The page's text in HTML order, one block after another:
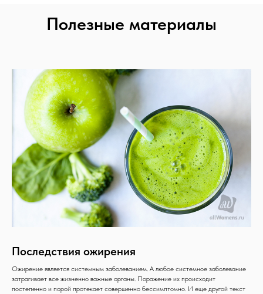
Полезные материалы
Последствия ожирения
Ожирение является системным заболеванием. А любое системное заболевание
затрагивает все жизненно важные органы. Поражение их происходит
постепенно и порой протекает совершенно бессимптомно. И еще другой текст